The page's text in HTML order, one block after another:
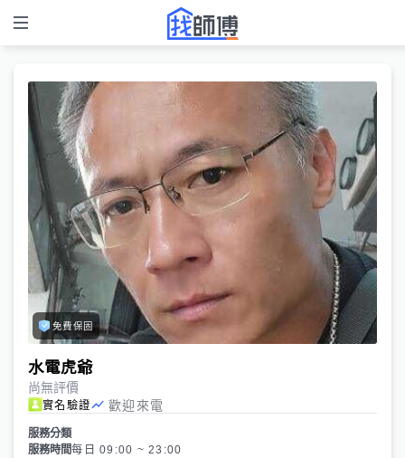
免費保固
水電虎爺
尚無評價
實名驗證 歡迎來電
服務分類
服務時間每日 09:00 ~ 23:00